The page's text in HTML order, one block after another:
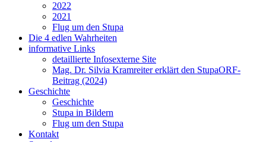
2022
2021
Flug um den Stupa
Die 4 edlen Wahrheiten
informative Links
detaillierte Infosexterne Site
Mag. Dr. Silvia Kramreiter erklärt den StupaORF-
Beitrag (2024)
Geschichte
Geschichte
Stupa in Bildern
Flug um den Stupa
Kontakt